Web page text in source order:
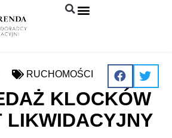
RUCHOMOŚCI
KLOCKÓW
LIKWIDACYJNY